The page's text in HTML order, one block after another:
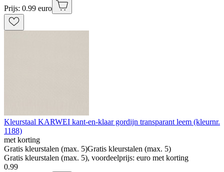
Prijs: 0.99 euro
Kleurstaal KARWEI kant-en-klaar gordijn transparant leem (kleurnr.
1188)
met korting
Gratis kleurstalen (max. 5)Gratis kleurstalen (max. 5)
Gratis kleurstalen (max. 5), voordeelprijs: euro met korting
0.99